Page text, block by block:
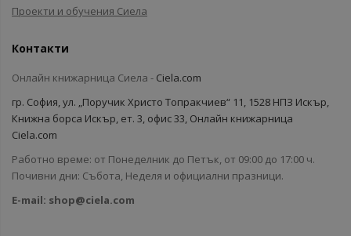
Проекти и обучения Сиела
Контакти
Онлайн книжарница Сиела - Ciela.com
гр. София, ул. „Поручик Христо Топракчиев“ 11, 1528 НПЗ Искър,
Книжна борса Искър, ет. 3, офис 33, Онлайн книжарница
Ciela.com
Работно време: от Понеделник до Петък, от 09:00 до 17:00 ч.
Почивни дни: Събота, Неделя и официални празници.
E-mail: shop@ciela.com